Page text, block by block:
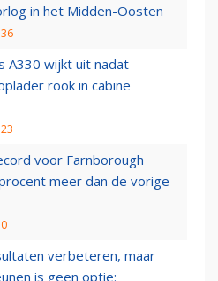
in het Midden-Oosten
A330 wijkt uit nadat
rook in cabine
voor Farnborough
meer dan de vorige
verbeteren, maar
is geen optie: